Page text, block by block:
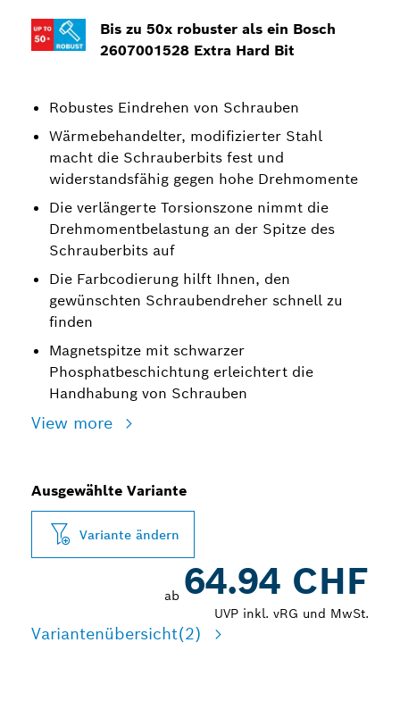
Bis zu 50x robuster als ein Bosch
2607001528 Extra Hard Bit
Robustes Eindrehen von Schrauben
Wärmebehandelter, modifizierter Stahl
macht die Schrauberbits fest und
widerstandsfähig gegen hohe Drehmomente
Die verlängerte Torsionszone nimmt die
Drehmomentbelastung an der Spitze des
Schrauberbits auf
Die Farbcodierung hilft Ihnen, den
gewünschten Schraubendreher schnell zu
finden
Magnetspitze mit schwarzer
Phosphatbeschichtung erleichtert die
Handhabung von Schrauben
View more
Ausgewählte Variante
Variante ändern
ab 64.94 CHF
UVP inkl. vRG und MwSt.
Variantenübersicht(2)